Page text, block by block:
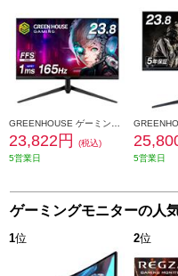
23,822円
(税込)
5営業日
5営業日
ゲーミングモニターの人
1位 2位